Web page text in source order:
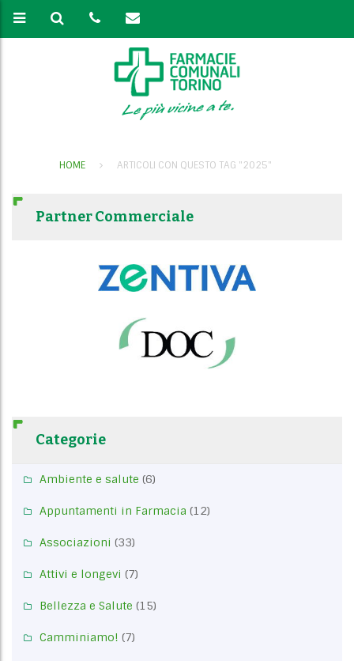
HOME ARTICOLI CON QUESTO TAG "2025"
Partner Commerciale
Categorie
Ambiente e salute (6)
Appuntamenti in Farmacia (12)
Associazioni (33)
Attivi e longevi (7)
Bellezza e Salute (15)
Camminiamo! (7)